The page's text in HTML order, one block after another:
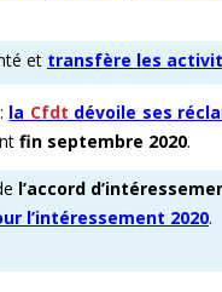
et transfère les
la Cfdt dévoile ses
fin septembre 2020.
l’accord
l’intéressement 2020.